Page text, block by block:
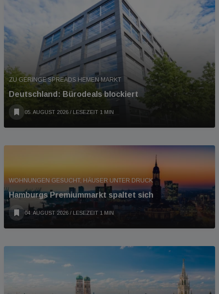
ZU GERINGE SPREADS HEMEN MARKT
Deutschland: Bürodeals blockiert
05. AUGUST 2026 / LESEZEIT 1 MIN
WOHNUNGEN GESUCHT, HÄUSER UNTER DRUCK
Hamburgs Premiummarkt spaltet sich
04. AUGUST 2026 / LESEZEIT 1 MIN